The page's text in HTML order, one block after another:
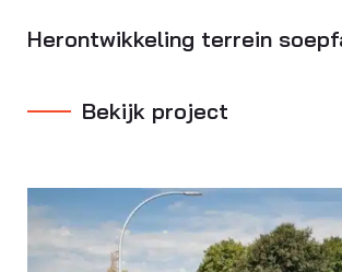
Herontwikkeling terrein
Bekijk project